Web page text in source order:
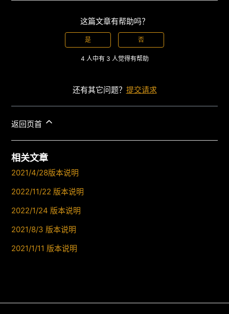
这篇文章有帮助吗？
是 否
4 人中有 3 人觉得有帮助
还有其它问题？ 提交请求
返回页首
相关文章
2021/4/28版本说明
2022/11/22 版本说明
2022/1/24 版本说明
2021/8/3 版本说明
2021/1/11 版本说明